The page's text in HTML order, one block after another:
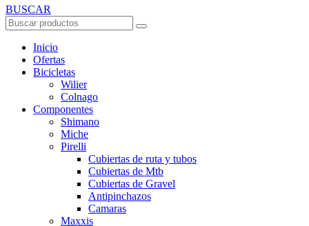
BUSCAR
Inicio
Ofertas
Bicicletas
Wilier
Colnago
Componentes
Shimano
Miche
Pirelli
Cubiertas de ruta y tubos
Cubiertas de Mtb
Cubiertas de Gravel
Antipinchazos
Camaras
Maxxis